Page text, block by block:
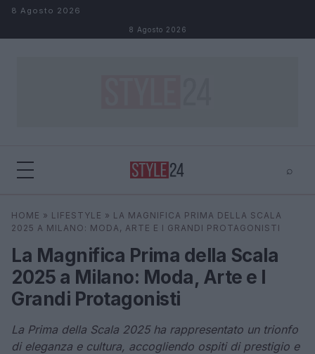
Salta al contenuto
8 Agosto 2026
8 Agosto 2026
⌕
Cerca ⌕
HOME » LIFESTYLE » LA MAGNIFICA PRIMA DELLA SCALA
2025 A MILANO: MODA, ARTE E I GRANDI PROTAGONISTI
La Magnifica Prima della Scala
2025 a Milano: Moda, Arte e I
Grandi Protagonisti
La Prima della Scala 2025 ha rappresentato un trionfo
di eleganza e cultura, accogliendo ospiti di prestigio e